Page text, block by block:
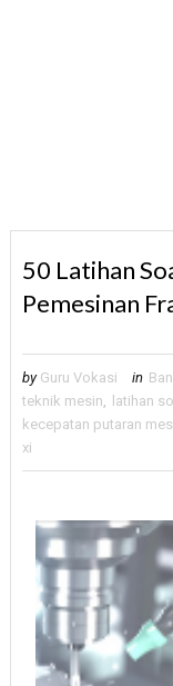
50 Latihan
Pemesinan
by Guru Vokasi in
teknik mesin, latihan
kecepatan putaran
xi